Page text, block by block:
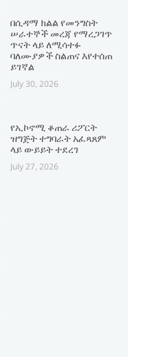
በሲዳማ ክልል የመንግስት
ሠራተኞች መረጃ የማረጋገጥ
ጥናት ላይ ለሚሳተፉ
ባለሙያዎች ስልጠና እየተሰጠ
ይገኛል
July 30, 2026
የኢኮኖሚ ቆጠራ ሪፖርት
ዝግጅት ተግባራት አፈጻጸም
ላይ ውይይት ተደረገ
July 27, 2026